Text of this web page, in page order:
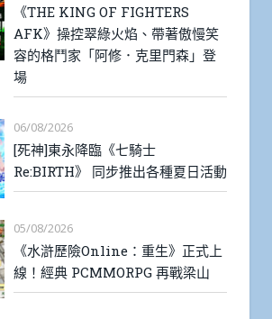
《THE KING OF FIGHTERS
AFK》操控翠綠火焰、帶著傲慢笑
容的格鬥家「阿修．克里門森」登
場
06/08/2026
[死神]東永降臨《七騎士
Re:BIRTH》 同步推出各種夏日活動
05/08/2026
《水滸歷險Online：重生》正式上
線！經典 PCMMORPG 再戰梁山